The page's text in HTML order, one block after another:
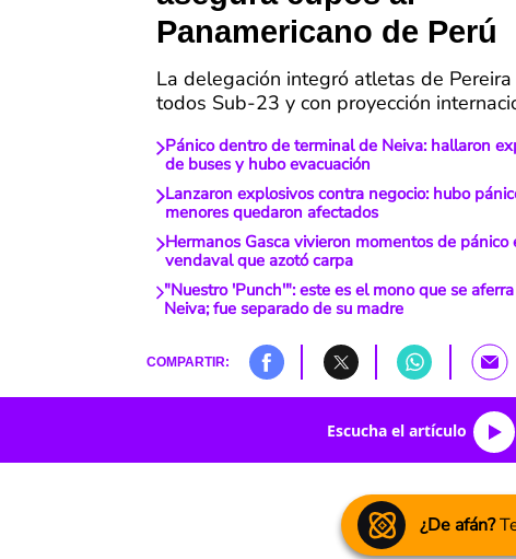
Panamericano de Perú
La delegación integró atletas de Pereira
todos Sub-23 y con proyección
Pánico dentro de terminal de Neiva: hallaron
de buses y hubo evacuación
Lanzaron explosivos contra negocio: hubo
menores quedaron afectados
Hermanos Gasca vivieron momentos de pánico
vendaval que azotó carpa
"Nuestro 'Punch'": este es el mono que se
Neiva; fue separado de su madre
COMPARTIR:
Escucha el artículo
¿De afán?